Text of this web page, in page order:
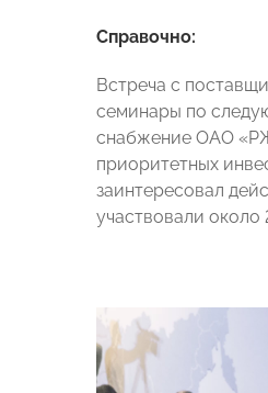
Справочно:
Встреча с
семинары по
снабжение ОАО
приоритетных
заинтересовал
участвовали около